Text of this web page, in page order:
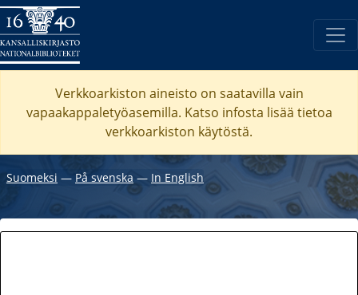
Verkkoarkiston aineisto on saatavilla vain
vapaakappaletyöasemilla. Katso infosta lisää tietoa
verkkoarkiston käytöstä.
Suomeksi ― På svenska ― In English